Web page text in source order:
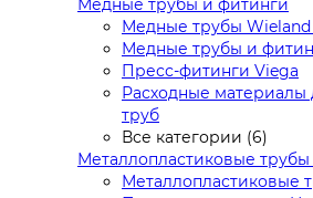
Медные трубы и фитинги
Медные трубы Wieland
Медные трубы и
Пресс-фитинги Viega
Расходные
труб
Все категории (6)
Металлопластиковые
Металлопластиковые